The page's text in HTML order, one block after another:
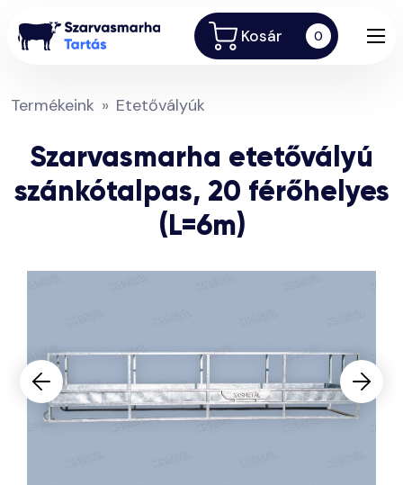
Kosár 0
Termékeink Etetővályúk
Szarvasmarha etetővályú
szánkótalpas, 20 férőhelyes
(L=6m)